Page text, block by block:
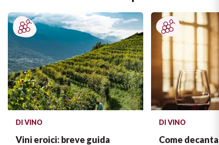
DI VINO
Vini eroici: breve guida
DI VINO
Come